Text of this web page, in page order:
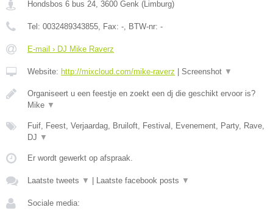
Hondsbos 6 bus 24 3600 Genk (Limburg)
Tel: 0032489343855 , Fax: - , BTW-nr: -
E-mail › DJ Mike Raverz
Website: http://mixcloud.com/mike-raverz | Screenshot ▼
Organiseert u een feestje en zoekt een dj die geschikt ervoor is?
Mike ▼
Fuif, Feest, Verjaardag, Bruiloft, Festival, Evenement, Party, Rave,
DJ ▼
Er wordt gewerkt op afspraak.
Laatste tweets ▼ | Laatste facebook posts ▼
Sociale media: